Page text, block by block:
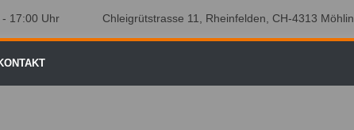
17:00 Uhr Chleigrütstrasse 11, Rheinfelden, CH-4313 Möhlin